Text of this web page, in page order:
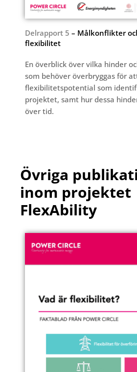
Delrapport 5 – Målkonflikter
flexibilitet
En överblick över vilka hinder
som behöver överbryggas för
flexibilitetspotential som
projektet, samt hur dessa
över tid.
Övriga
inom projektet
FlexAbility